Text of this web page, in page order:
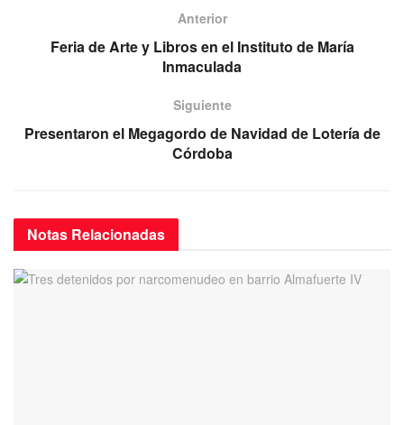
b
k
A
p
gr
a
m
Anterior
Feria de Arte y Libros en el Instituto de María
Inmaculada
Siguiente
Presentaron el Megagordo de Navidad de Lotería de
Córdoba
Notas Relacionadas